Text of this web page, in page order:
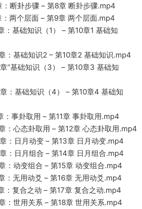
断卦步骤 – 第8章 断卦步骤.mp4
两个层面 – 第9章 两个层面.mp4
：基础知识（1） – 第10章1 基础知
：基础知识2 – 第10章2 基础知识.mp4
“基础知识（3） – 第10章3 基础知
：基础知识（4） – 第10章4 基础知
：事卦取用 – 第11章 事卦取用.mp4
：心态卦取用 – 第12章 心态卦取用.mp4
：日月动变 – 第13章 日月动变.mp4
：日月组合 – 第14章 日月组合.mp4
：动变组合 – 第15章 动变组合.mp4
：无用动爻 – 第16章 无用动爻.mp4
：复合之动 – 第17章 复合之动.mp4
：世用关系 – 第18章 世用关系.mp4